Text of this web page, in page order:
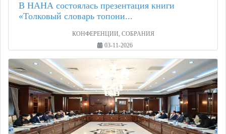
В НАНА состоялась презентация книги
«Толковый словарь топони...
КОНФЕРЕНЦИИ, СОБРАНИЯ
03-11-2026